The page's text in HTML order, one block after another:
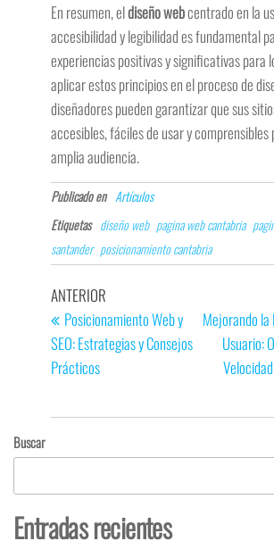
En resumen, eldiseño webcentrado en la
accesibilidad y legibilidad es fundamental
experiencias positivas y significativas para
aplicar estos principios en el proceso de
diseñadores pueden garantizar que sus
accesibles, fáciles de usar y comprensibles
amplia audiencia.
Publicado en Artículos
Etiquetas diseño web pagina web cantabria
santander posicionamiento cantabria
ANTERIOR
Posicionamiento Web y
SEO: Estrategias y Consejos
Prácticos
Mejorando la
Usuario:
Buscar
Entradas recientes